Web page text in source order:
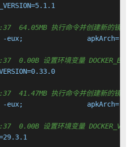
64.05MB 执行命令并创建新的镜像
-eux; 		apkArch=
0.00B 设置环境变量
41.47MB 执行命令并创建新的镜像
-eux; 		apkArch=
0.00B 设置环境变量